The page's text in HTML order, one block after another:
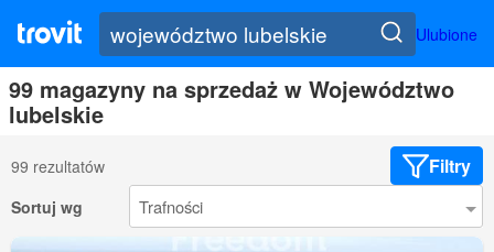
Ulubione
99 magazyny na sprzedaż w Województwo
lubelskie
99 rezultatów Filtry
Sortuj wg